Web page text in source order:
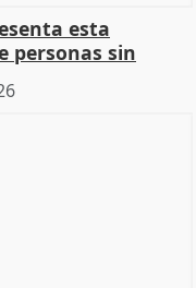
esta
personas sin